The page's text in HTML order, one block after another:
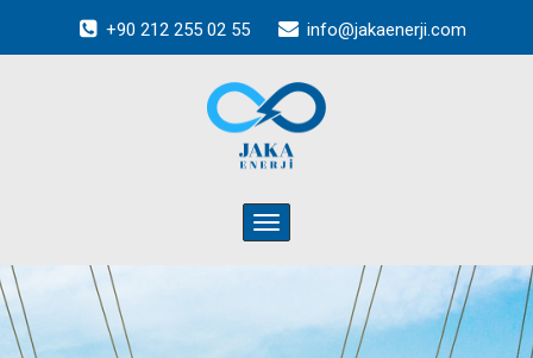
+90 212 255 02 55 info@jakaenerji.com
Toggle
navigation